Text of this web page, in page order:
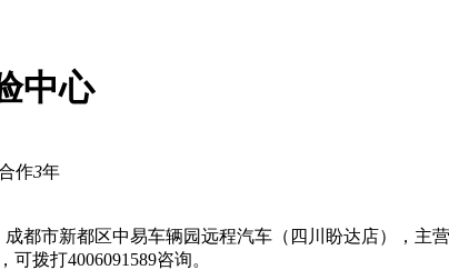
中心
作3年
都市新都区中易车辆园远程汽车（四川盼达店），
拨打4006091589咨询。